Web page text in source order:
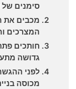
סימנים
מכבים את
המצרכים
חותכים
גדושה
לפני
מכוסה